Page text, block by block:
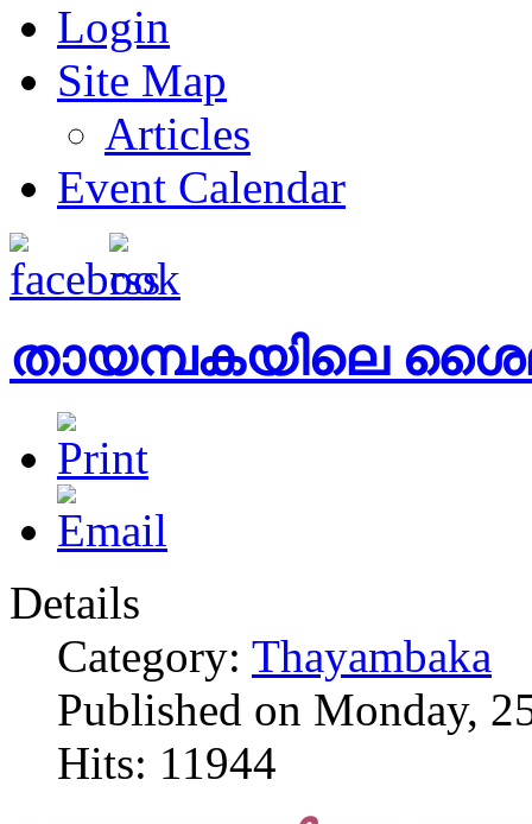
Login
Site Map
Articles
Event Calendar
തായമ്പകയിലെ
Details
Category: Thayambaka
Published on Monday,
Hits: 11944